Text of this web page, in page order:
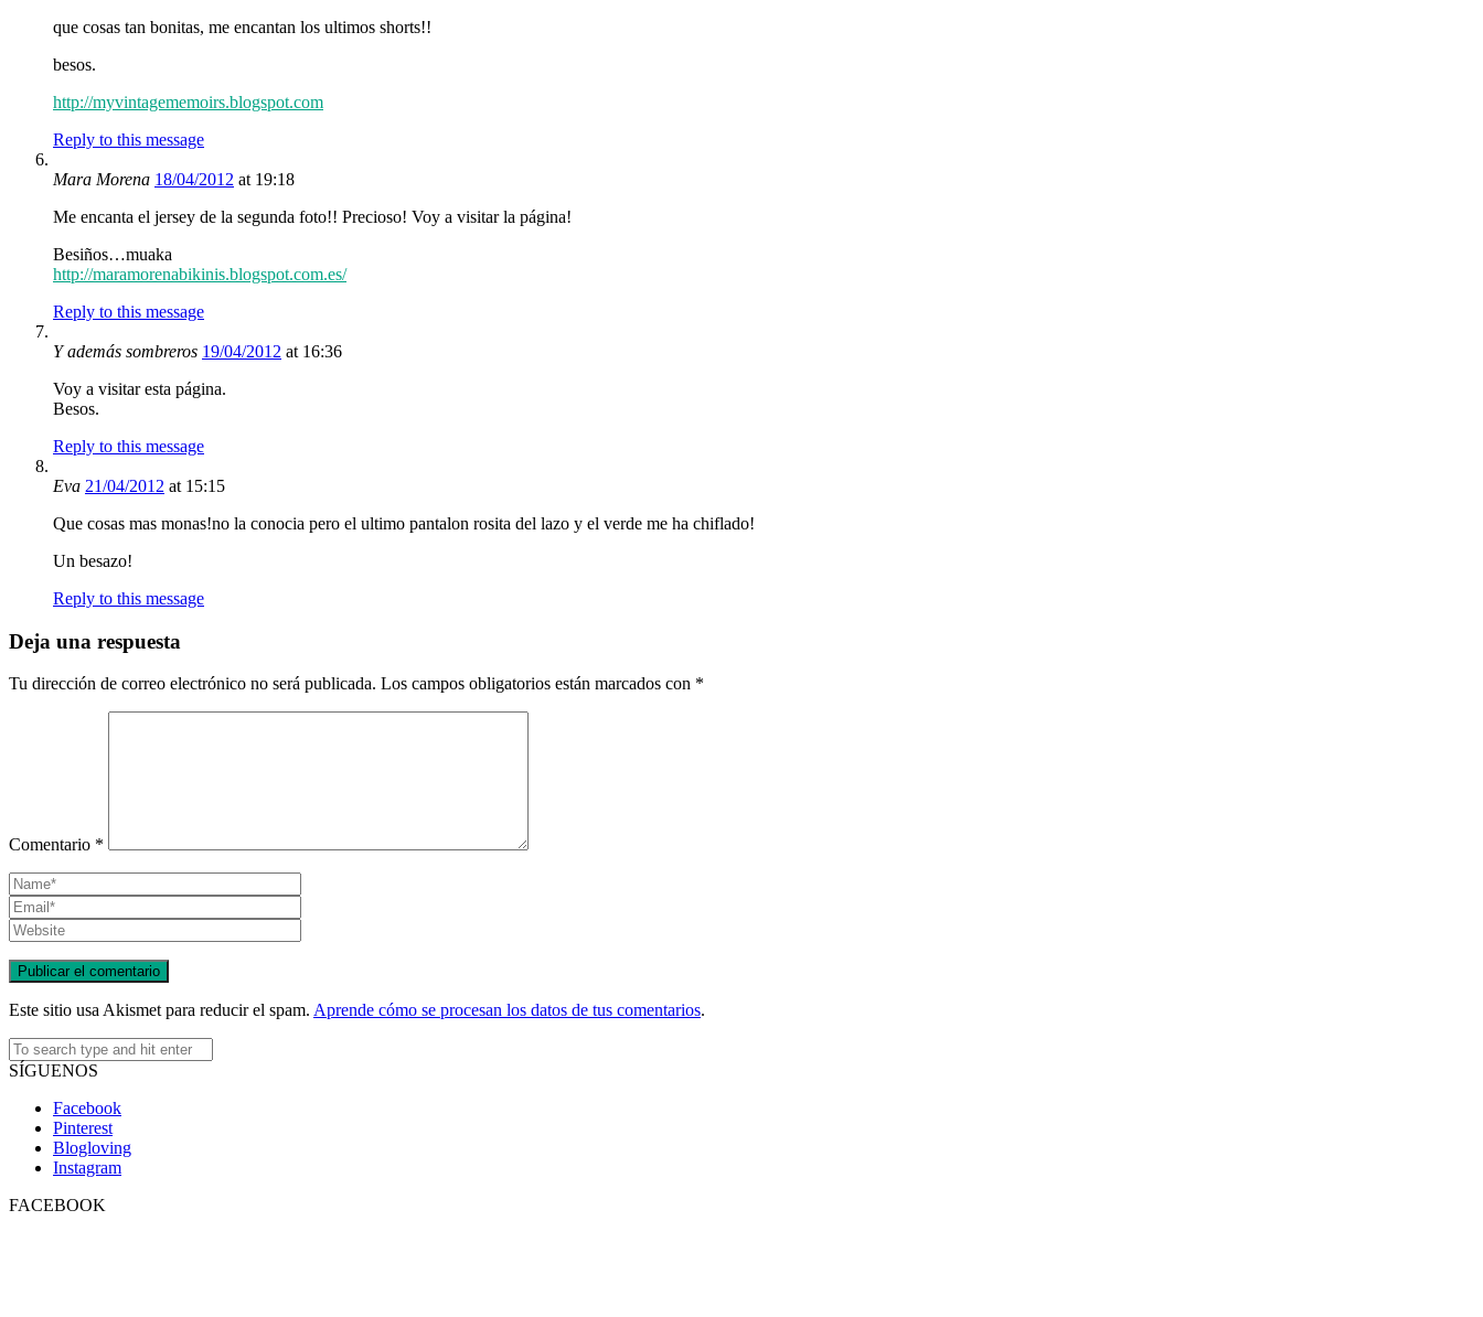
que cosas tan bonitas, me encantan los ultimos shorts!!
besos.
http://myvintagememoirs.blogspot.com
Reply to this message
Mara Morena 18/04/2012 at 19:18
Me encanta el jersey de la segunda foto!! Precioso! Voy a visitar la página!
Besiños…muaka
http://maramorenabikinis.blogspot.com.es/
Reply to this message
Y además sombreros 19/04/2012 at 16:36
Voy a visitar esta página.
Besos.
Reply to this message
Eva 21/04/2012 at 15:15
Que cosas mas monas!no la conocia pero el ultimo pantalon rosita del lazo y el verde me ha chiflado!
Un besazo!
Reply to this message
Deja una respuesta
Tu dirección de correo electrónico no será publicada. Los campos obligatorios están marcados con *
Comentario *
Este sitio usa Akismet para reducir el spam. Aprende cómo se procesan los datos de tus comentarios.
SÍGUENOS
Facebook
Pinterest
Blogloving
Instagram
FACEBOOK